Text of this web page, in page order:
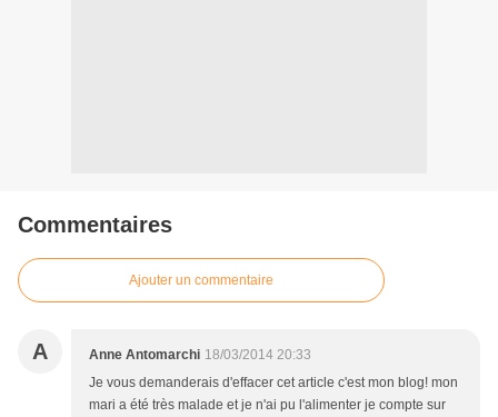
Commentaires
Ajouter un commentaire
A Anne Antomarchi 18/03/2014 20:33
Je vous demanderais d'effacer cet article c'est mon blog! mon
mari a été très malade et je n'ai pu l'alimenter je compte sur